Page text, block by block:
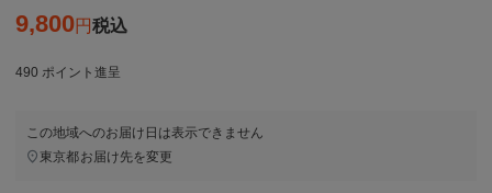
9,800 税込
490 ポイント進呈
この地域へのお届け日は表示できません
東京都お届け先を変更